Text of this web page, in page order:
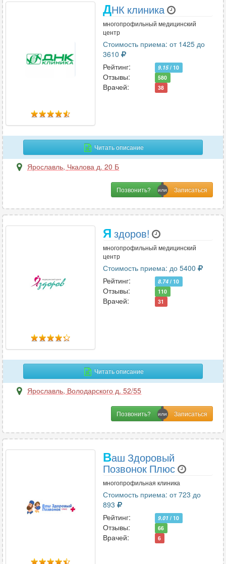
ДНК клиника
многопрофильный медицинский
центр
Стоимость приема: от 1425 до
3610
Рейтинг:
9.15/ 10
Отзывы: 580
Врачей: 38
Читать описание
Ярославль, Чкалова д. 20 Б
Позвонить?
Я здоров!
многопрофильный медицинский
центр
Стоимость приема: до 5400
Рейтинг:
8.74 / 10
Отзывы: 110
Врачей: 31
Читать описание
Ярославль, Володарского д. 52/55
Позвонить?
Ваш Здоровый
Позвонок Плюс
многопрофильная клиника
Стоимость приема: от 723 до
893
Рейтинг:
9.01 / 10
Отзывы: 66
Врачей: 6